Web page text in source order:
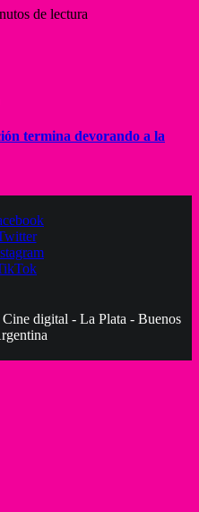
de lectura
termina devorando a la
digital - La Plata - Buenos